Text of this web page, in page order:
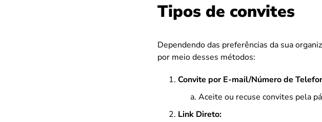
Tipos de convites
Dependendo das preferências da sua
por meio desses métodos:
Convite por E-mail/Número de
Aceite ou recuse convites pela
Link Direto: